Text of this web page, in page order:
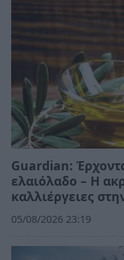
Guardian:
ελαιόλαδο – Η
καλλιέργειες
05/08/2026 23:19